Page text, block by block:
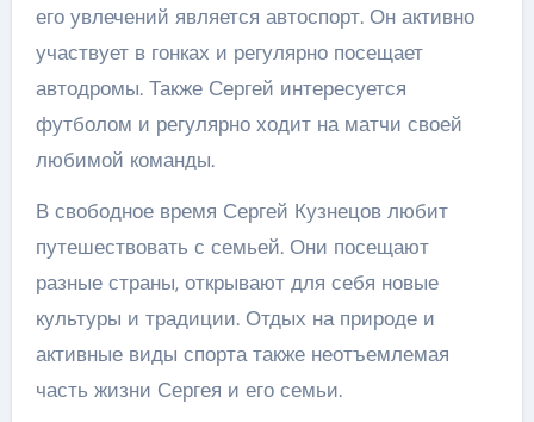
его увлечений является автоспорт. Он активно
участвует в гонках и регулярно посещает
автодромы. Также Сергей интересуется
футболом и регулярно ходит на матчи своей
любимой команды.
В свободное время Сергей Кузнецов любит
путешествовать с семьей. Они посещают
разные страны, открывают для себя новые
культуры и традиции. Отдых на природе и
активные виды спорта также неотъемлемая
часть жизни Сергея и его семьи.